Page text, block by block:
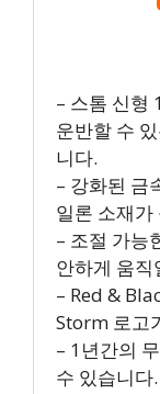
– 스톰 신형
운반할 수
니다.
– 강화된 금
일론 소재가
– 조절 가능
안하게 움직
– Red &
Storm 로고
– 1년간의
수 있습니다.